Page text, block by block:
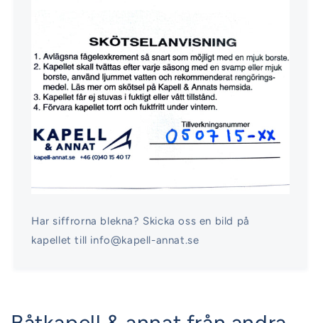
Har siffrorna blekna? Skicka oss en bild på
kapellet till info@kapell-annat.se